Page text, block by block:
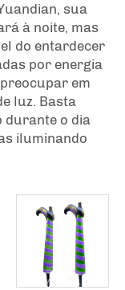
sua
à noite, mas
do entardecer
por energia
em
luz. Basta
durante o dia
iluminando